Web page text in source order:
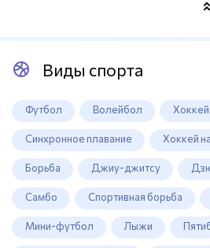
Виды спорта
Футбол Волейбол Хоккей
Синхронное плавание Хоккей
Борьба Джиу-джитсу
Самбо Спортивная борьба
Мини-футбол Лыжи